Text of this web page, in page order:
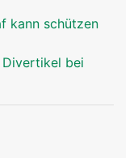
kann schützen
Divertikel bei